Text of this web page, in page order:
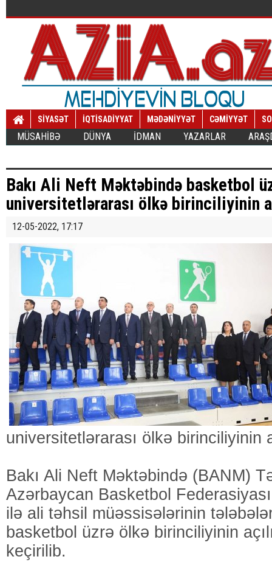
SİYASƏT İQTİSADİYYAT MƏDƏNİYYƏT CƏMİYYƏT
MÜSAHİBƏ DÜNYA İDMAN YAZARLAR
Bakı Ali Neft Məktəbində basketbol
universitetlərarası ölkə birinciliyinin
12-05-2022, 17:17
universitetlərarası ölkə birinciliyinin
Bakı Ali Neft Məktəbində (BANM)
Azərbaycan Basketbol
ilə ali təhsil müəssisələrinin
basketbol üzrə ölkə birinciliyinin
keçirilib.